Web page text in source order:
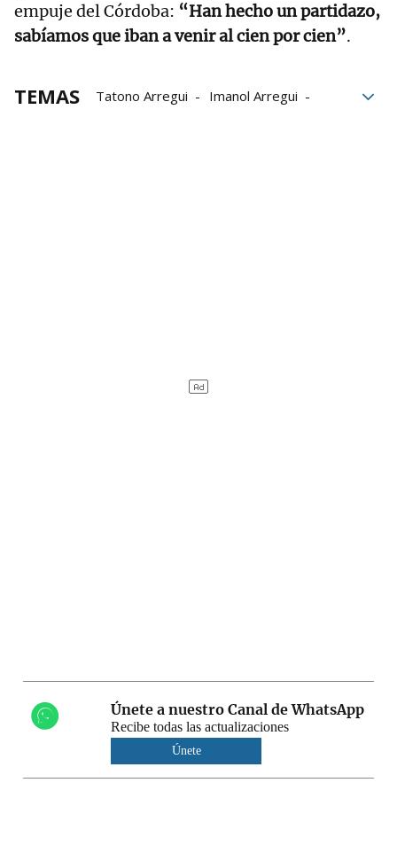
empuje del Córdoba: “Han hecho un partidazo,
sabíamos que iban a venir al cien por cien”.
TEMAS Tatono Arregui
Imanol Arregui
Únete a nuestro Canal de WhatsApp
Recibe todas las actualizaciones
Únete